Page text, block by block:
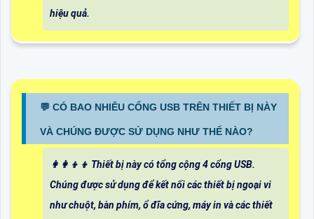
hiệu quả.
️💬 CÓ BAO NHIÊU CỔNG USB TRÊN THIẾT BỊ NÀY
VÀ CHÚNG ĐƯỢC SỬ DỤNG NHƯ THẾ NÀO?
👩‍👩‍👦‍👦 Thiết bị này có tổng cộng 4 cổng USB.
Chúng được sử dụng để kết nối các thiết bị ngoại vi
như chuột, bàn phím, ổ đĩa cứng, máy in và các thiết